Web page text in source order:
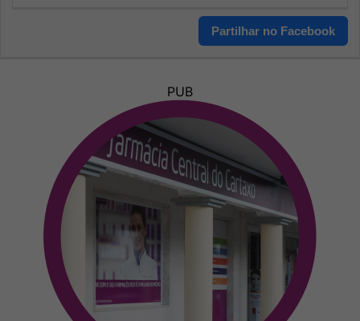
Partilhar no Facebook
PUB